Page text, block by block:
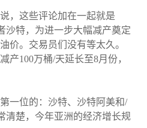
，这些评论加在一起就是
沙特，为进一步大幅减产奠定
价。交易员们没有等太久。
产100万桶/天延长至8月份，
一位的：沙特、沙特阿美和/
清楚，今年亚洲的经济增长规